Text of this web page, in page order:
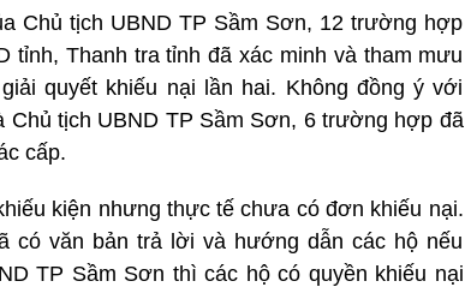
Chủ tịch UBND TP Sầm Sơn, 12 trường hợp
tỉnh, Thanh tra tỉnh đã xác minh và tham mưu
quyết khiếu nại lần hai. Không đồng ý với
Chủ tịch UBND TP Sầm Sơn, 6 trường hợp đã
cấp.
kiện nhưng thực tế chưa có đơn khiếu nại.
có văn bản trả lời và hướng dẫn các hộ nếu
TP Sầm Sơn thì các hộ có quyền khiếu nại